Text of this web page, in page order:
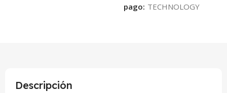
pago:
Descripción